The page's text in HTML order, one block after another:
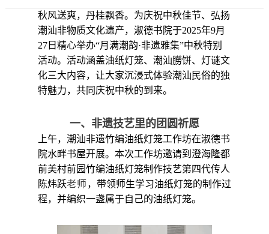
秋风送爽，丹桂飘香。为庆祝中秋佳节、弘扬
潮汕非物质文化遗产，淑德书院于2025年9月
27日精心举办“月满潮韵·非遗雅集”中秋特别
活动。活动涵盖油纸灯笼、潮汕朥饼、灯谜文
化三大内容，让大家沉浸式体验潮汕民俗的独
特魅力，共同庆祝中秋的到来。
一、非遗技艺里的团圆祈愿
上午，潮汕非遗竹编油纸灯笼工作坊在淑德书
院水畔书屋开展。本次工作坊邀请到澄海隆都
前美村前园竹编油纸灯笼制作技艺第四代传人
陈炜跃老师 ，带领师生学习油纸灯笼的制作过
程，并编织一盏属于自己的油纸灯笼。